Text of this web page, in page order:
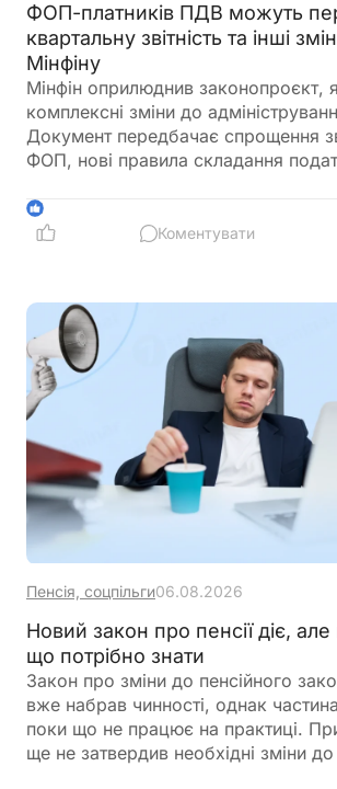
ФОП-платників ПДВ можуть
квартальну звітність та інші
Мінфіну
Мінфін оприлюднив законопроєкт,
комплексні зміни до
Документ передбачає спрощення
ФОП, нові правила складання
бюджетного відшкодування та
квартального звітного періоду для
1
Коментувати
Пенсія, соцпільги06.08.2026
Новий закон про пенсії діє,
що потрібно знати
Закон про зміни до пенсійного
вже набрав чинності, однак
поки що не працює на практиці.
ще не затвердив необхідні зміни